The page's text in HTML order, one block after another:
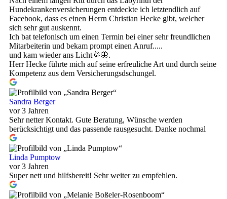
Hundekrankenversicherungen entdeckte ich letztendlich auf
Facebook, dass es einen Herrn Christian Hecke gibt, welcher
sich sehr gut auskennt.
Ich bat telefonisch um einen Termin bei einer sehr freundlichen
Mitarbeiterin und bekam prompt einen Anruf.....
und kam wieder ans Licht🌞🦋.
Herr Hecke führte mich auf seine erfreuliche Art und durch seine
Kompetenz aus dem Versicherungsdschungel.
Sandra Berger
vor 3 Jahren
Sehr netter Kontakt. Gute Beratung, Wünsche werden
berücksichtigt und das passende rausgesucht. Danke nochmal
Linda Pumptow
vor 3 Jahren
Super nett und hilfsbereit! Sehr weiter zu empfehlen.